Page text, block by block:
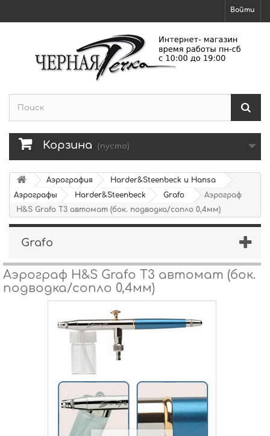
Войти
Корзина (пусто)
Аэрография
Harder&Steenbeck и Hansa
Аэрографы
Harder&Steenbeck Grafo
Аэрограф
H&S Grafo T3 автомат (бок. подводка/сопло 0,4мм)
Grafo
Аэрограф H&S Grafo T3 автомат (бок.
подводка/сопло 0,4мм)